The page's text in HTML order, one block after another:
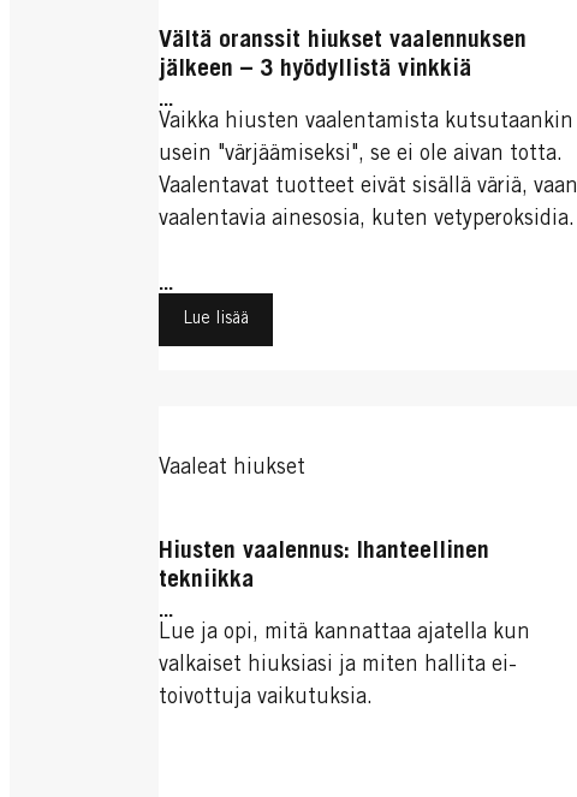
Vältä oranssit hiukset vaalennuksen
jälkeen – 3 hyödyllistä vinkkiä
...
Vaikka hiusten vaalentamista kutsutaankin
usein "värjäämiseksi", se ei ole aivan totta.
Vaalentavat tuotteet eivät sisällä väriä, vaan
vaalentavia ainesosia, kuten vetyperoksidia.
...
Lue lisää
Vaaleat hiukset
Hiusten vaalennus: Ihanteellinen
tekniikka
...
Lue ja opi, mitä kannattaa ajatella kun
valkaiset hiuksiasi ja miten hallita ei-
toivottuja vaikutuksia.